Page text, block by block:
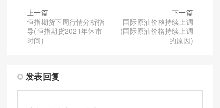
上一篇
恒指期货下周行情分析指
导(恒指期货2021年休市
时间)
下一篇
国际原油价格持续上调
(国际原油价格持续上调
的原因)
发表回复